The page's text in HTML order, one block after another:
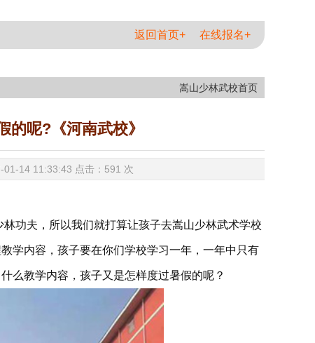
返回首页+ 在线报名+
嵩山少林武校首页
的呢?《河南武校》
14 11:33:43 点击： 591 次
功夫，所以我们就打算让孩子去嵩山少林武术学校
学内容，孩子要在你们学校学习一年，一年中只有
么教学内容，孩子又是怎样度过暑假的呢？